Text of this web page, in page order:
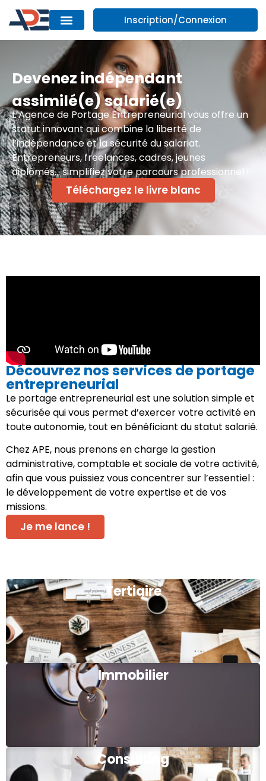
Inscription/Connexion
Devenez indépendant
assimilé(e) salarié(e)
L’Agence de Portage Entrepreneurial vous offre un
statut innovant qui combine la liberté de
l’indépendance et la sécurité du salariat.
Entrepreneurs, freelances, cadres, jeunes
diplômés… simplifiez votre parcours professionnel !
Téléchargez le livre blanc
Découvrez nos services de portage
entrepreneurial
Le portage entrepreneurial est une solution simple et
sécurisée qui vous permet d’exercer votre activité en
toute autonomie, tout en bénéficiant du statut salarié.
Chez APE, nous prenons en charge la gestion
administrative, comptable et sociale de votre activité,
afin que vous puissiez vous concentrer sur l’essentiel :
le développement de votre expertise et de vos
missions.
Je me lance !
Tertiaire
Immobilier
Consulting